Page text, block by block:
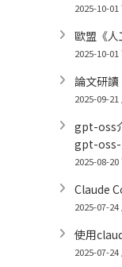
2025-10-01
歐盟《人
2025-10-01
論文研
2025-09-21
gpt-oss
gpt-oss-
2025-08-20
Claude
2025-07-24
使用
2025-07-24